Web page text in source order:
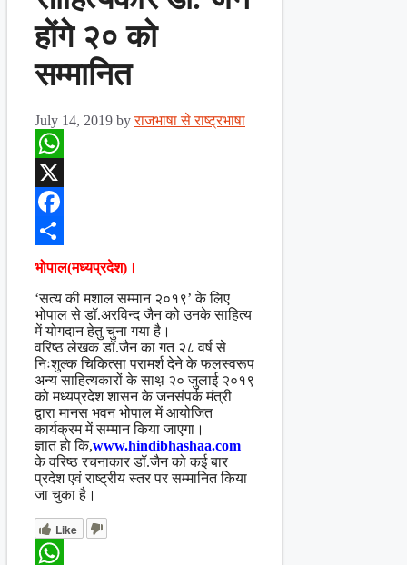
होंगे २० को
सम्मानित
July 14, 2019 byराजभाषा से राष्ट्रभाषा
WhatsApp
X
Facebook
Share
भोपाल(मध्यप्रदेश)।
‘सत्य की मशाल सम्मान २०१९’ के लिए
भोपाल से डॉ.अरविन्द जैन को उनके साहित्य
में योगदान हेतु चुना गया है।
वरिष्ठ लेखक डॉ.जैन का गत २८ वर्ष से
निःशुल्क चिकित्सा परामर्श देने के फलस्वरूप
अन्य साहित्यकारों के साथ़ २० जुलाई २०१९
को मध्यप्रदेश शासन के जनसंपर्क मंत्री
द्वारा मानस भवन भोपाल में आयोजित
कार्यक्रम में सम्मान किया जाएगा।
ज्ञात हो कि,www.hindibhashaa.com
के वरिष्ठ रचनाकार डॉ.जैन को कई बार
प्रदेश एवं राष्ट्रीय स्तर पर सम्मानित किया
जा चुका है।
Like